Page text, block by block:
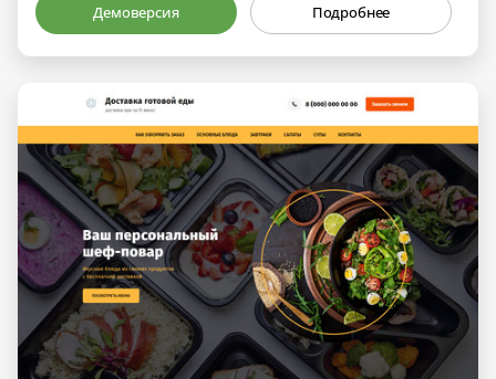
Демоверсия Подробнее